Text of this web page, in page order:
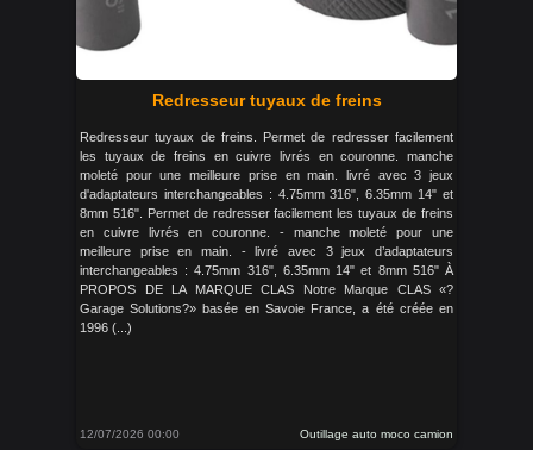
Redresseur tuyaux de freins
Redresseur tuyaux de freins. Permet de redresser facilement
les tuyaux de freins en cuivre livrés en couronne. manche
moleté pour une meilleure prise en main. livré avec 3 jeux
d'adaptateurs interchangeables : 4.75mm 316", 6.35mm 14" et
8mm 516". Permet de redresser facilement les tuyaux de freins
en cuivre livrés en couronne. - manche moleté pour une
meilleure prise en main. - livré avec 3 jeux d’adaptateurs
interchangeables : 4.75mm 316", 6.35mm 14" et 8mm 516" À
PROPOS DE LA MARQUE CLAS Notre Marque CLAS «?
Garage Solutions?» basée en Savoie France, a été créée en
1996 (...)
12/07/2026 00:00 Outillage auto moco camion